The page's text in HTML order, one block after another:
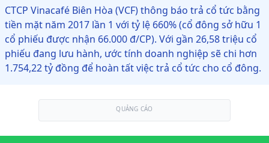
CTCP Vinacafé Biên Hòa (VCF) thông báo trả cổ tức bằng
tiền mặt năm 2017 lần 1 với tỷ lệ 660% (cổ đông sở hữu 1
cổ phiếu được nhận 66.000 đ/CP). Với gần 26,58 triệu cổ
phiếu đang lưu hành, ước tính doanh nghiệp sẽ chi hơn
1.754,22 tỷ đồng để hoàn tất việc trả cổ tức cho cổ đông.
QUẢNG CÁO